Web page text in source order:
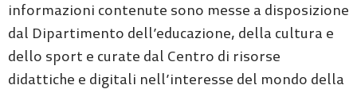
informazioni contenute sono messe a disposizione
dal Dipartimento dell’educazione, della cultura e
dello sport e curate dal Centro di risorse
didattiche e digitali nell’interesse del mondo della